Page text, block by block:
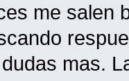
me salen
mas.